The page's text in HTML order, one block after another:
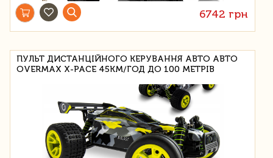
6742 грн
ПУЛЬТ ДИСТАНЦІЙНОГО КЕРУВАННЯ АВТО АВТО
OVERMAX X-PACE 45КМ/ГОД ДО 100 МЕТРІВ